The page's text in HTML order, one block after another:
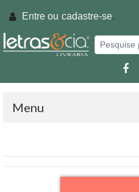
Entre ou cadastre-se.
Menu